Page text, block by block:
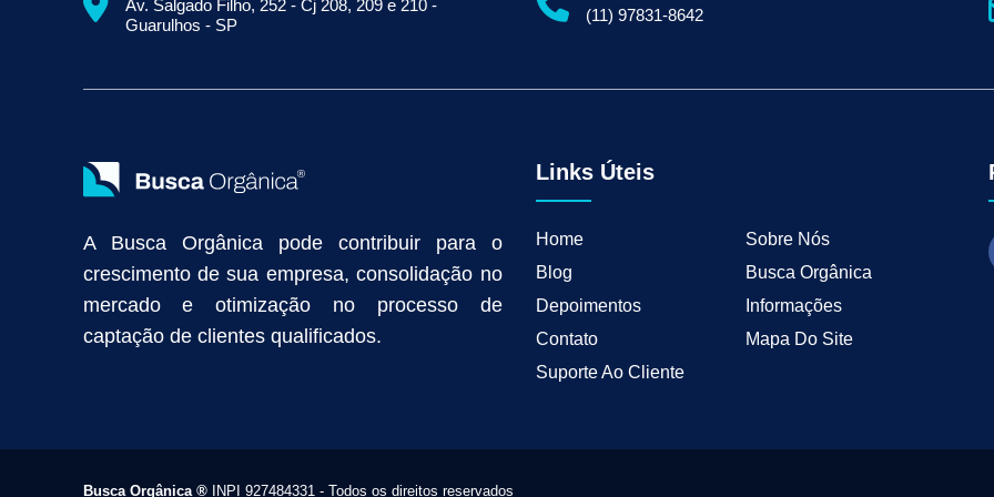
Empresa de Prospecção B2B
Marketing Industrial Marketing Digital para Empresas Serviços de Marketing Digital Marketing Digital para
Divulgação Online
Atração de Clientes Estratégias de Marketing para Empresas B2B Inbound Marketing para
Anunciar na Internet
Captar Clientes Criação de Site para Indústria Marketing de Busca Industrial Marketing Industrial B2B Marketing
Av. Salgado Filho, 252 - Cj 208, 209 e 210 -
Guarulhos - SP
(11) 97831-8642
A Busca Orgânica pode contribuir para o
crescimento de sua empresa, consolidação no
mercado e otimização no processo de
captação de clientes qualificados.
Links Úteis
Home
Sobre Nós
Blog
Busca Orgânica
Depoimentos
Informações
Contato
Mapa Do Site
Suporte Ao Cliente
Busca Orgânica ®INPI 927484331 - Todos os direitos reservados